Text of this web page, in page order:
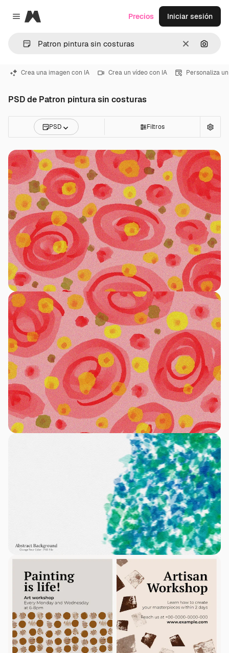
Close menu
Magnific
Borrar
Precios Iniciar sesión
Crea una imagen con IA Crea un vídeo con IA Personaliza
PSD de Patron pintura sin costuras
PSD Filtros